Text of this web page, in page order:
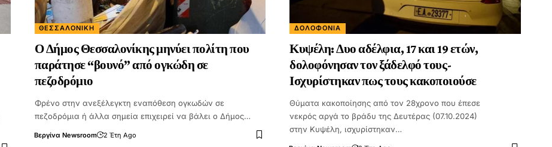
ΘΕΣΣΑΛΟΝΊΚΗ
Ο Δήμος Θεσσαλονίκης μηνύει πολίτη που
παράτησε “βουνό” από ογκώδη σε
πεζοδρόμιο
Φρένο στην ανεξέλεγκτη εναπόθεση ογκωδών σε
πεζοδρόμια ή άλλα σημεία επιχειρεί να βάλει ο Δήμος…
Βεργίνα Newsroom 2 Έτη Ago
ΔΟΛΟΦΟΝΊΑ
Κυψέλη: Δυο αδέλφια, 17 και 19 ετών,
δολοφόνησαν τον ξάδελφό τους-
Ισχυρίστηκαν πως τους κακοποιούσε
Θύματα κακοποίησης από τον 28χρονο που έπεσε
νεκρός αργά το βράδυ της Δευτέρας (07.10.2024)
στην Κυψέλη, ισχυρίστηκαν…